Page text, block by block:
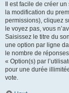
Il est facile de créer
la modification du
permissions), cliquez
le voyez pas, vous
Saisissez le titre du
une option par ligne
le nombre de
« Option(s) par
pour une durée
vote.